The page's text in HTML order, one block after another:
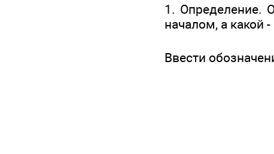
1. Определение.
началом, а какой
Ввести